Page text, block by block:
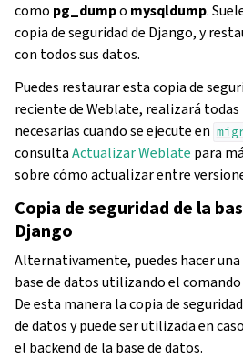
como pg_dumpo mysqldump.
copia de seguridad de Django, y
con todos sus datos.
Puedes restaurar esta copia de
reciente de Weblate, realizará
necesarias cuando se ejecute en
consultaActualizar Weblate para
sobre cómo actualizar entre
Copia de seguridad de la
Django
Alternativamente, puedes hacer una
base de datos utilizando el comando
De esta manera la copia de
de datos y puede ser utilizada en
el backend de la base de datos.